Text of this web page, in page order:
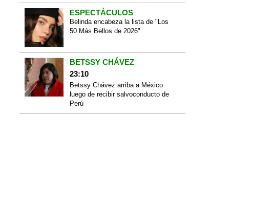
ESPECTÁCULOS
Belinda encabeza la lista de "Los
50 Más Bellos de 2026"
BETSSY CHÁVEZ
23:10
Betssy Chávez arriba a México
luego de recibir salvoconducto de
Perú